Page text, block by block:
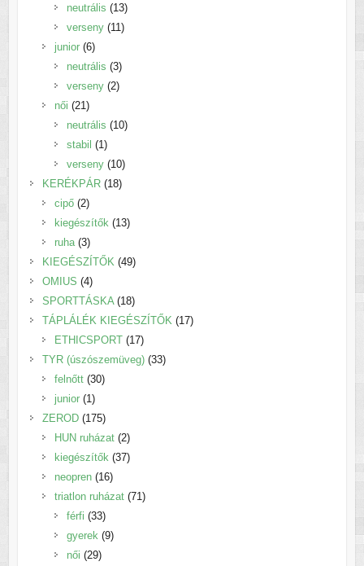
termék
neutrális 1313
termék
verseny 1111
junior 66
termék
neutrális 33
termék
verseny 22
női 2121
termék
neutrális 1010
stabil 11
termék
verseny 1010
termék
KERÉKPÁR 1818
cipő 22
termék
kiegészítők 1313
ruha 33
termék
KIEGÉSZÍTŐK 4949
OMIUS 44
termék
SPORTTÁSKA 1818
termék
TÁPLÁLÉK KIEGÉSZÍTŐK 1717
ETHICSPORT 1717
termék
TYR (úszószemüveg) 3333
felnőtt 3030
junior 11
termék
ZEROD 175175
termék
HUN ruházat 22
termék
kiegészítők 3737
neopren 1616
termék
triatlon ruházat 7171
férfi 3333
termék
gyerek 99
női 2929